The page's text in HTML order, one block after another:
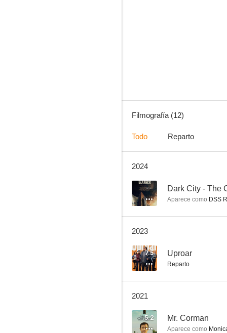
Filmografía (12)
Todo Reparto
2024
-- Dark City - The
Aparece como DSS
2023
7.5 Uproar
Reparto
2021
5.2 Mr. Corman
Aparece como